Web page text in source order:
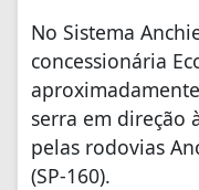
No Sistema
concessionária
serra em direção
pelas rodovias
(SP-160).